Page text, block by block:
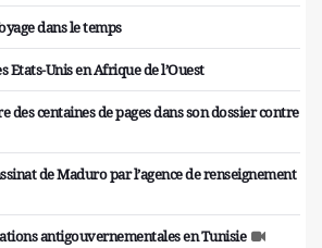
dans le temps
Etats-Unis en Afrique de l’Ouest
des centaines de pages dans son dossier contre
de Maduro par l’agence de renseignement
antigouvernementales en Tunisie